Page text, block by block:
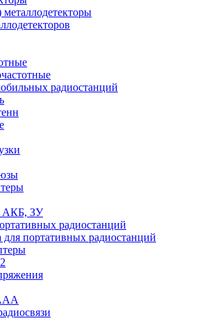
радиостанций
АКБ, ЗУ
радиостанций
для портативных радиостанций